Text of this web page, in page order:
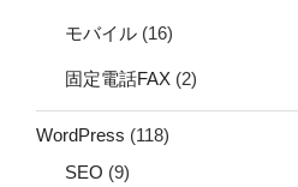
モバイル (16)
固定電話FAX (2)
WordPress (118)
SEO (9)